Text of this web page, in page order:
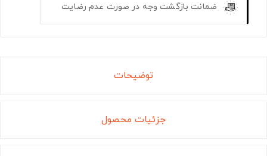
ضمانت بازگشت وجه در صورت عدم رضایت
توضیحات
جزئیات محصول